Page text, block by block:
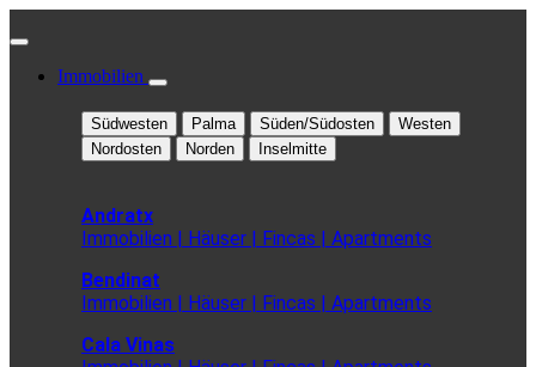
Immobilien
Südwesten Palma Süden/Südosten
Westen
Nordosten
Norden Inselmitte
Andratx
Immobilien | Häuser | Fincas | Apartments
Bendinat
Immobilien | Häuser | Fincas | Apartments
Cala Vinas